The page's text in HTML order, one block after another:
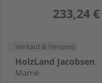
233,24 €
Verkauf & Versand
HolzLand Jacobsen
Marne